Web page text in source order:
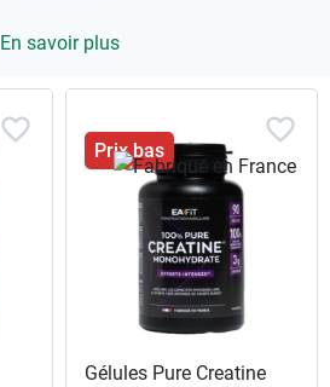
En savoir plus
Prix bas
Gélules Pure Creatine